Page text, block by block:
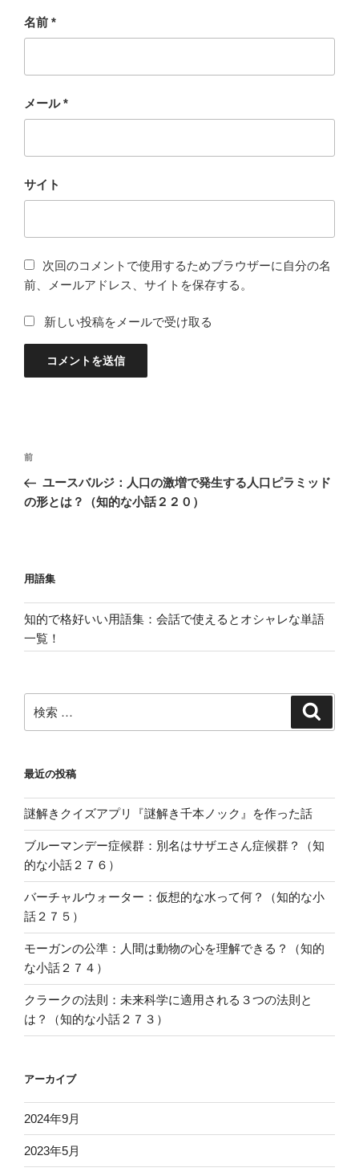
名前 *
メール*
サイト
次回のコメントで使用するためブラウザーに自分の名
前、メールアドレス、サイトを保存する。
新しい投稿をメールで受け取る
投
ナ
シ
ョ
ン
過
去
の
前
ユースバルジ：人口の激増で発生する人口ピラミッド
の形とは？（知的な小話２２０）
用語集
知的で格好いい用語集：会話で使えるとオシャレな単語
一覧！
索:
最近の投稿
謎解きクイズアプリ『謎解き千本ノック』を作った話
ブルーマンデー症候群：別名はサザエさん症候群？（知
的な小話２７６）
バーチャルウォーター：仮想的な水って何？（知的な小
話２７５）
モーガンの公準：人間は動物の心を理解できる？（知的
な小話２７４）
クラークの法則：未来科学に適用される３つの法則と
は？（知的な小話２７３）
アーカイブ
2024年9月
2023年5月